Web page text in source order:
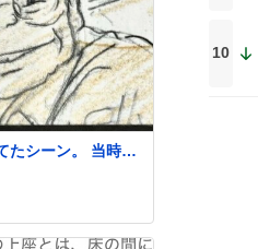
たシーン。 当時僕
今見るとすごく
10